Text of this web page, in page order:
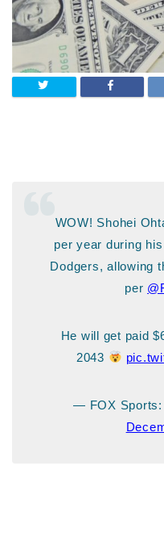
WOW! Shohei
per year during
Dodgers, allowing
per
He will get paid
2043
— FOX Sports: